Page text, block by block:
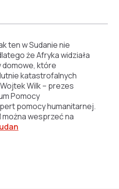
ten w Sudanie nie
że Afryka widziała
domowe, które
katastrofalnych
Wilk – prezes
Pomocy
pomocy humanitarnej.
można wesprzeć na